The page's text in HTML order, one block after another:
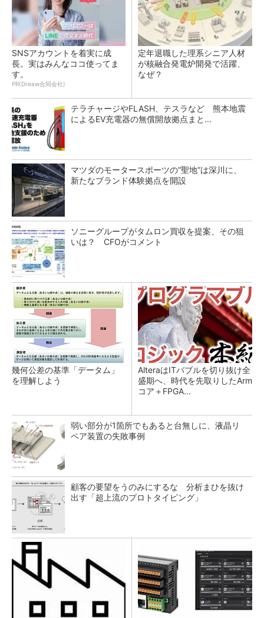
SNSアカウントを着実に成
長。実はみんなココ使ってま
す。
PR(Dreaw合同会社)
定年退職した理系シニア人材
が核融合発電炉開発で活躍、
なぜ？
テラチャージやFLASH、テスラなど 熊本地震
によるEV充電器の無償開放拠点まと...
マツダのモータースポーツの“聖地”は深川に、
新たなブランド体験拠点を開設
ソニーグループがタムロン買収を提案、その狙
いは？ CFOがコメント
幾何公差の基準「データム」
を理解しよう
AlteraはITバブルを切り抜け全
盛期へ、時代を先取りしたArm
コア＋FPGA...
弱い部分が1箇所でもあると台無しに、液晶リ
ペア装置の失敗事例
顧客の要望をうのみにするな 分析まひを抜け
出す「超上流のプロトタイピング」